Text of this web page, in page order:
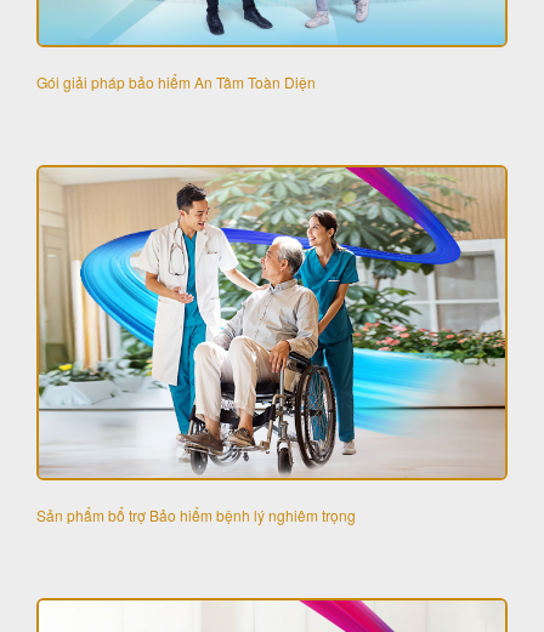
Gói giải pháp bảo hiểm An Tâm Toàn Diện
Sản phẩm bổ trợ Bảo hiểm bệnh lý nghiêm trọng